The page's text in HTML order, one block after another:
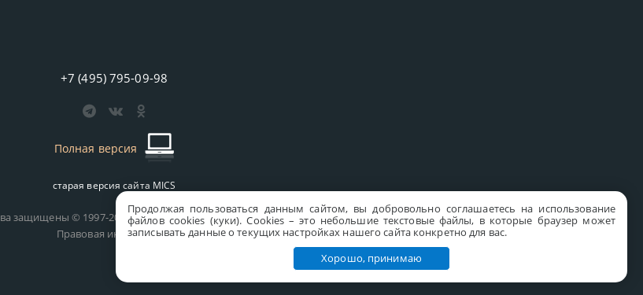
Продолжая пользоваться данным сайтом, вы добровольно соглашаетесь на использование
файлов cookies (куки). Сookies – это небольшие текстовые файлы, в которые браузер может
записывать данные о текущих настройках нашего сайта конкретно для вас.
Хорошо, принимаю
+7 (495) 795-09-98
Полная версия
старая версия сайта MICS
защищены © 1997-2026 MICS Distribution Company
Правовая информация